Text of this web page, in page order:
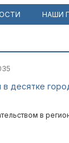
НАШИ
в десятке
в